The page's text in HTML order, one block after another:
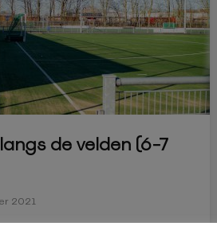
de velden (6-7
2021